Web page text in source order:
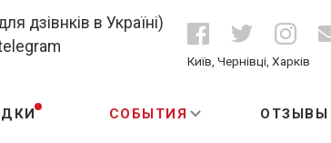
дзівнків в Україні)
Київ, Чернівці, Харків
СОБЫТИЯ ОТЗЫВЫ